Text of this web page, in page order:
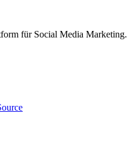
für Social Media Marketing.